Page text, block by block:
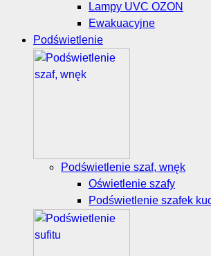
Lampy UVC OZON
Ewakuacyjne
Podświetlenie
Podświetlenie szaf, wnęk
Oświetlenie szafy
Podświetlenie szafek